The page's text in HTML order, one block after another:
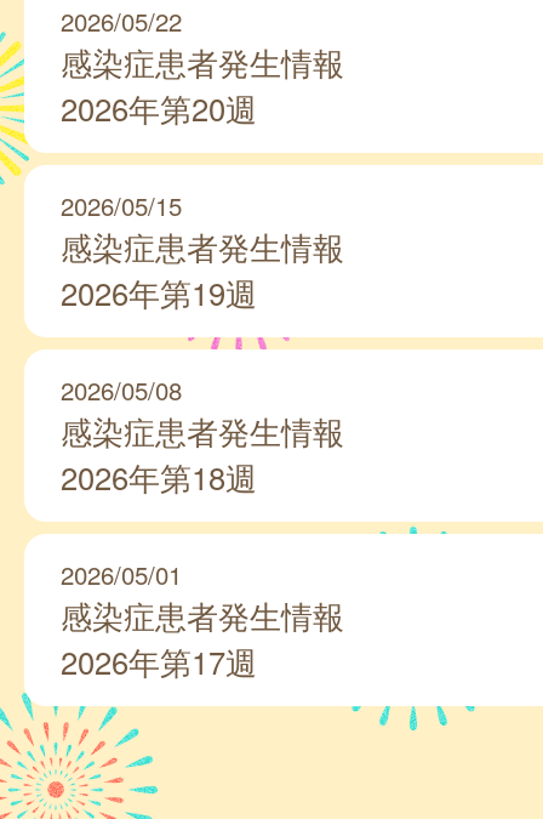
2026/05/22
感染症患者発生情報
2026年第20週
2026/05/15
感染症患者発生情報
2026年第19週
2026/05/08
感染症患者発生情報
2026年第18週
2026/05/01
感染症患者発生情報
2026年第17週